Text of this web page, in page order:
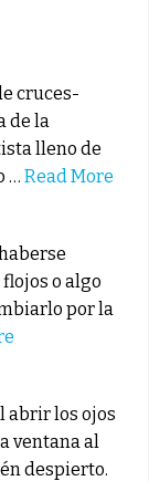
cruces-
de la
lleno de
… Read More
o algo
por la
abrir los ojos
ventana al
despierto.